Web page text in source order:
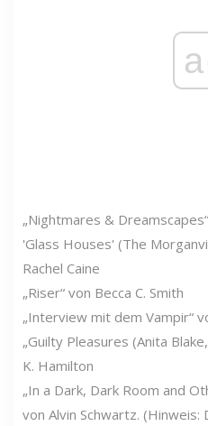
„Nightmares &
'Glass Houses' (The
Rachel Caine
„Riser“ von Becca C. Smith
„Interview mit dem Vampir“
„Guilty Pleasures (Anita
K. Hamilton
„In a Dark, Dark Room and
von Alvin Schwartz.